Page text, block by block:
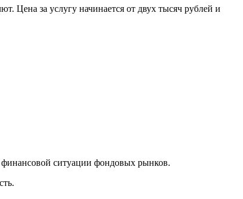
Цена за услугу начинается от двух тысяч рублей и
финансовой ситуации фондовых рынков.